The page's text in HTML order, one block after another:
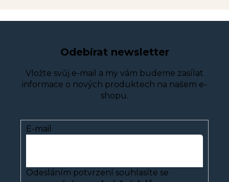
Odebírat newsletter
Vložte svůj e-mail a my vám budeme zasílat
informace o nových produktech na našem e-
shopu.
E-mail
Odesláním potvrzení souhlasíte se